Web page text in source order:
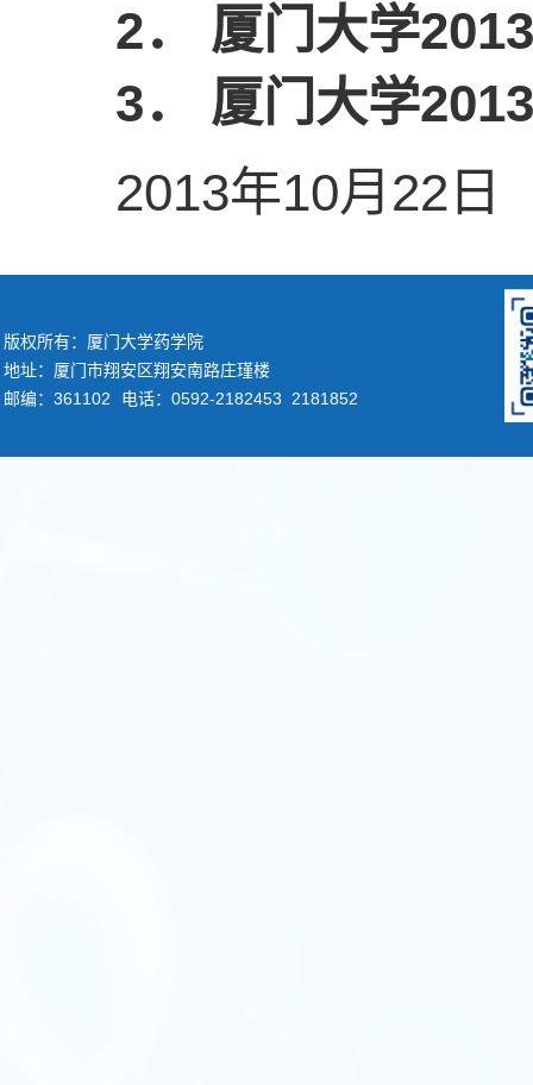
2． 厦门大学
3． 厦门大学
2013年10月22日
版权所有：厦门大学药学院
地址：厦门市翔安区翔安南路庄瑾楼
邮编：361102
电话：0592-2182453 2181852